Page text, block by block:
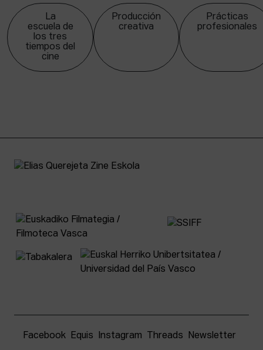
La
escuela de
los tres
tiempos del
cine
Producción
creativa
Prácticas
profesionales
Facebook Equis Instagram Threads Newsletter